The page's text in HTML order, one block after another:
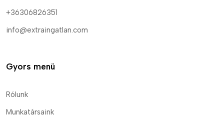
+36306826351
info@extraingatlan.com
Gyors menü
Rólunk
Munkatársaink